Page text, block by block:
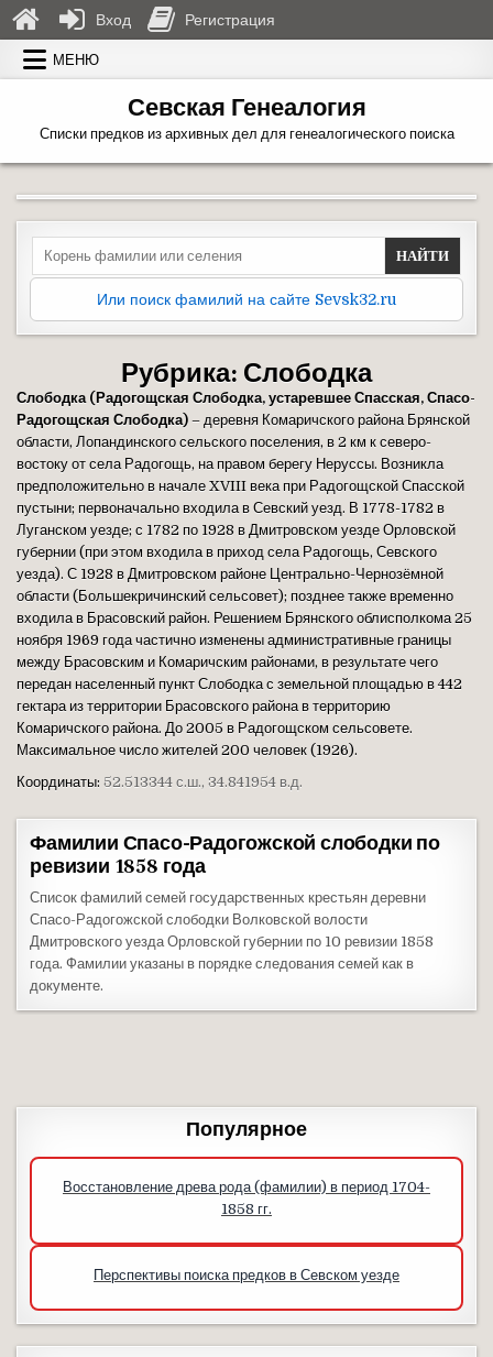
Перейти к содержимому
МЕНЮ
Севская Генеалогия
Списки предков из архивных дел для генеалогического поиска
Search for:
Или поиск фамилий на сайте Sevsk32.ru
Рубрика: Слободка
Слободка (Радогощская Слободка, устаревшее Спасская, Спасо-
Радогощская Слободка) – деревня Комаричского района Брянской
области, Лопандинского сельского поселения, в 2 км к северо-
востоку от села Радогощь, на правом берегу Неруссы. Возникла
предположительно в начале XVIII века при Радогощской Спасской
пустыни; первоначально входила в Севский уезд. В 1778-1782 в
Луганском уезде; с 1782 по 1928 в Дмитровском уезде Орловской
губернии (при этом входила в приход села Радогощь, Севского
уезда). С 1928 в Дмитровском районе Центрально-Чернозёмной
области (Большекричинский сельсовет); позднее также временно
входила в Брасовский район. Решением Брянского облисполкома 25
ноября 1969 года частично изменены административные границы
между Брасовским и Комаричским районами, в результате чего
передан населенный пункт Слободка с земельной площадью в 442
гектара из территории Брасовского района в территорию
Комаричского района. До 2005 в Радогощском сельсовете.
Максимальное число жителей 200 человек (1926).
Координаты:52.513344 с.ш., 34.841954 в.д.
Фамилии Спасо-Радогожской слободки по
ревизии 1858 года
Список фамилий семей государственных крестьян деревни
Спасо-Радогожской слободки Волковской волости
Дмитровского уезда Орловской губернии по 10 ревизии 1858
года. Фамилии указаны в порядке следования семей как в
документе.
Популярное
Восстановление древа рода (фамилии) в период 1704-
1858 гг.
Перспективы поиска предков в Севском уезде
Вход Регистрация